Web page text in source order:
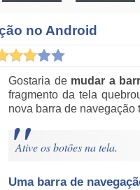
no Android
Gostaria de mudar a
fragmento da tela
nova barra de
Ative os botões na tela.
Uma barra de